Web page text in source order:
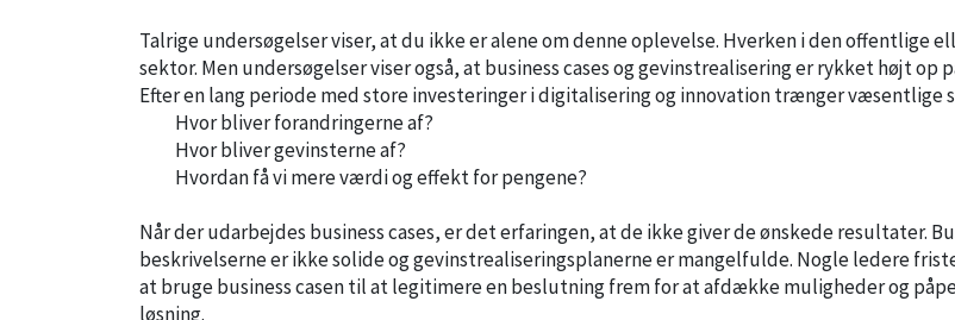
Talrige undersøgelser viser, at du ikke er alene om denne oplevelse. Hverken i den offentlige
sektor. Men undersøgelser viser også, at business cases og gevinstrealisering er rykket højt op
Efter en lang periode med store investeringer i digitalisering og innovation trænger væsentlige
Hvor bliver forandringerne af?
Hvor bliver gevinsterne af?
Hvordan få vi mere værdi og effekt for pengene?
Når der udarbejdes business cases, er det erfaringen, at de ikke giver de ønskede resultater.
beskrivelserne er ikke solide og gevinstrealiseringsplanerne er mangelfulde. Nogle ledere
at bruge business casen til at legitimere en beslutning frem for at afdække muligheder og
løsning.